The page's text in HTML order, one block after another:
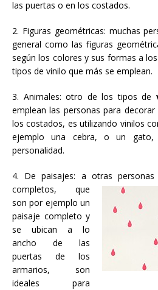
las puertas o en los costados.
2. Figuras geométricas: muchas
general como las figuras
según los colores y sus formas a
tipos de vinilo que más se emplean.
3. Animales: otro de los tipos de
emplean las personas para
los costados, es utilizando vinilos
ejemplo una cebra, o un gato,
personalidad.
4. De paisajes: a otras
completos, que
son por ejemplo un
paisaje completo y
se ubican a lo
ancho de las
puertas de los
armarios, son
ideales para